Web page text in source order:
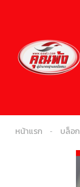
หน้าแรก บล็อก